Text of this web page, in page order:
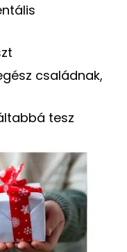
családnak,
tesz